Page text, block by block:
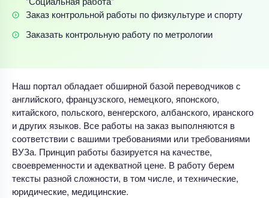
Заказ контрольной работы по физкультуре и спорту
Заказать контрольную работу по метрологии
Наш портал обладает обширной базой переводчиков с
английского, французского, немецкого, японского,
китайского, польского, венгерского, албанского, иранского
и других языков. Все работы на заказ выполняются в
соответствии с вашими требованиями или требованиями
ВУЗа. Принцип работы базируется на качестве,
своевременности и адекватной цене. В работу берем
тексты разной сложности, в том числе, и технические,
юридические, медицинские.